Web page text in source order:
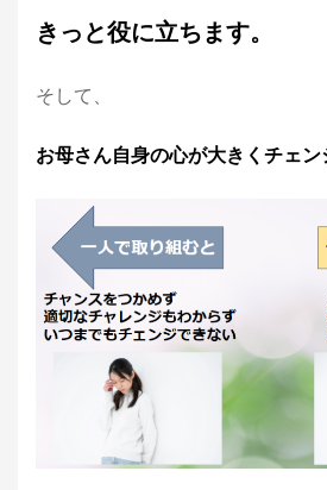
きっと役に立ちます。
そして、
お母さん自身の心が大きくチェン